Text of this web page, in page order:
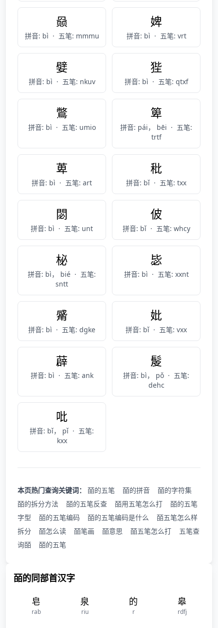
赑
拼音: bì · 五笔: mmmu
婢
拼音: bì · 五笔: vrt
嬖
拼音: bì · 五笔: nkuv
狴
拼音: bì · 五笔: qtxf
鷩
拼音: bì · 五笔: umio
箄
拼音: pái， bēi · 五笔:
trtf
萆
拼音: bì · 五笔: art
秕
拼音: bǐ · 五笔: txx
閟
拼音: bì · 五笔: unt
佊
拼音: bǐ · 五笔: whcy
柲
拼音: bì， bié · 五笔:
sntt
毖
拼音: bì · 五笔: xxnt
觱
拼音: bì · 五笔: dgke
妣
拼音: bǐ · 五笔: vxx
薜
拼音: bì · 五笔: ank
髲
拼音: bì， pǒ · 五笔:
dehc
吡
拼音: bǐ， pǐ · 五笔:
kxx
本页热门查询关键词： 皕的五笔 皕的拼音
皕的字符集
皕的拆分方法
皕的五笔反查 皕用五笔怎么打
皕的五笔
字型
皕的五笔编码 皕的五笔编码是什么
皕五笔怎么样
拆分
皕怎么读 皕笔画 皕意思 皕五笔怎么打
五笔查
询皕
皕的五笔
皕的同部首汉字
皂
rab
泉
riu
的
r
皋
rdfj